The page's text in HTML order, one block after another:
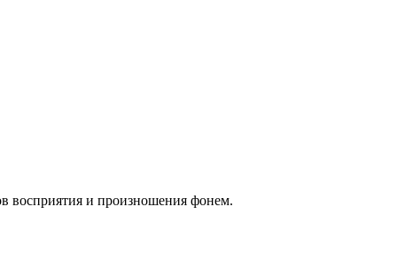
восприятия и произношения фонем.